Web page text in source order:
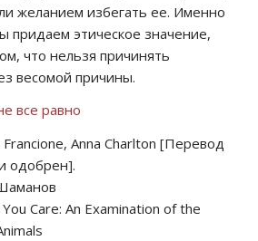
желанием избегать ее. Именно
придаем этическое значение,
что нельзя причинять
весомой причины.
все равно
Francione, Anna Charlton [Перевод
одобрен].
Care: An Examination of the